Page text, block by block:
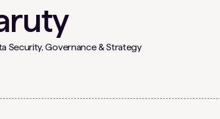
Security, Governance & Strategy